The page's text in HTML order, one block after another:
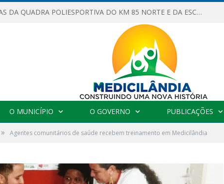
OBRAS DA QUADRA POLIESPORTIVA DO KM 85 NORTE E DA ESCOLA GASPAR VIANA AVANÇAM
O MUNICÍPIO O GOVERNO PUBLICAÇÕES
» Agentes comunitários de saúde recebem treinamento em Medicilândia